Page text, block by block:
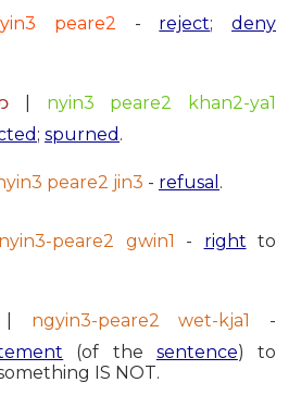
peare2 - reject;deny
nyin3 peare2 khan2-ya1
; spurned .
peare2 jin3 - refusal .
nyin3-peare2 gwin1 - right to
ngyin3-peare2 wet-kja1
-
(of the sentence) to
IS NOT.